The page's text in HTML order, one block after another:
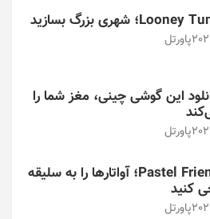
پاورتل
این گوشی چینی، مغز شما را
پاورتل
بازی/ Pastel Friends؛ آواتارها را به سلیقه
کنید
پاورتل